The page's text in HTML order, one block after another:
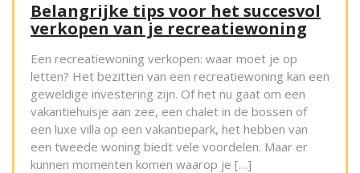
Belangrijke tips voor het succesvol
verkopen van je recreatiewoning
Een recreatiewoning verkopen: waar moet je op
letten? Het bezitten van een recreatiewoning kan een
geweldige investering zijn. Of het nu gaat om een
vakantiehuisje aan zee, een chalet in de bossen of
een luxe villa op een vakantiepark, het hebben van
een tweede woning biedt vele voordelen. Maar er
kunnen momenten komen waarop je […]